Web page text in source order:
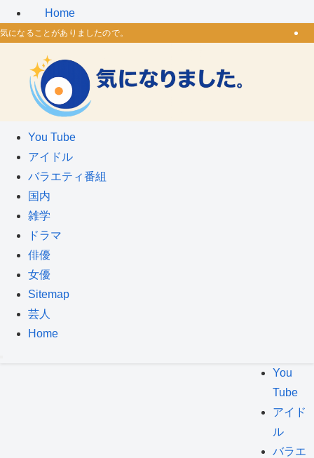
Home
気になることがありましたので。
You Tube
アイドル
バラエティ番組
国内
雑学
ドラマ
俳優
女優
Sitemap
芸人
Home
You
Tube
アイド
ル
バラエ